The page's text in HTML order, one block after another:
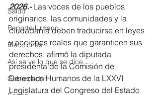
Salud
Reporte Urbano
Elecciones
Así se ve lo que se dice...
Gobernador
2026.- Las voces de los pueblos
originarios, las comunidades y la
ciudadanía deben traducirse en leyes
y acciones reales que garanticen sus
derechos, afirmó la diputada
presidenta de la Comisión de
Derechos Humanos de la LXXVI
Legislatura del Congreso del Estado